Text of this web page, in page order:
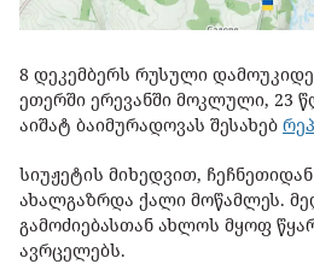
8 დეკემბერს რუსული
ეთერში ერევანში მოკლული, 23
აიშატ ბაიმურადოვას შესახებ
სიუჟეტის მიხედვით,
ახალგაზრდა ქალი მოწამლეს.
გამოძიებასთან ახლოს მყოფ
ავრცელებს.